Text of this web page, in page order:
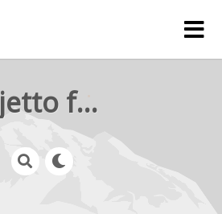
rejetto forum